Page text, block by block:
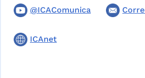
@ICAComunica
ICAnet